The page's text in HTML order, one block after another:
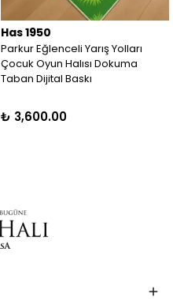
Has 1950
Parkur Eğlenceli Yarış Yolları
Çocuk Oyun Halısı Dokuma
Taban Dijital Baskı
₺ 3,600.00